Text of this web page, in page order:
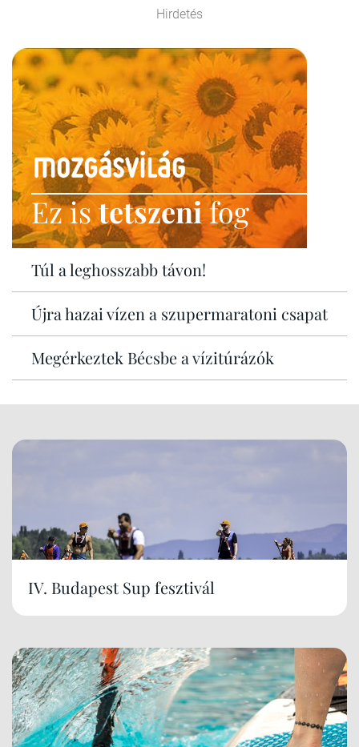
Hirdetés
Ez istetszenifog
Túl a leghosszabb távon!
Újra hazai vízen a szupermaratoni csapat
Megérkeztek Bécsbe a vízitúrázók
IV. Budapest Sup fesztivál